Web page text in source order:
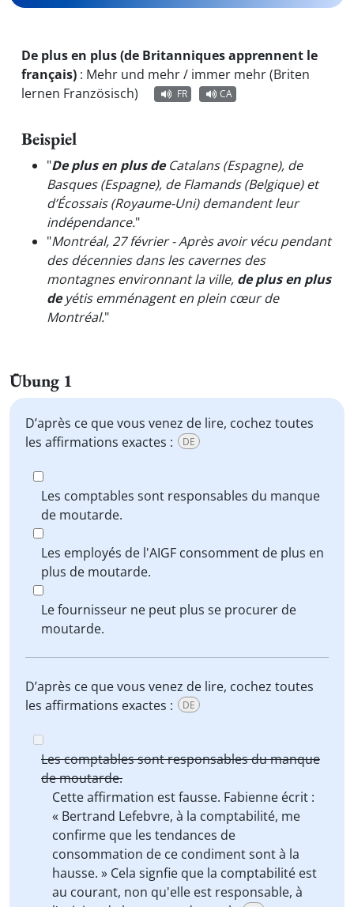
De plus en plus (de Britanniques apprennent le
français) : Mehr und mehr / immer mehr (Briten
lernen Französisch)
FR CA
Beispiel
"De plus en plus deCatalans (Espagne), de
Basques (Espagne), de Flamands (Belgique) et
d’Écossais (Royaume-Uni) demandent leur
indépendance."
"Montréal, 27 février - Après avoir vécu pendant
des décennies dans les cavernes des
montagnes environnant la ville, de plus en plus
deyétis emménagent en plein cœur de
Montréal."
Übung 1
D’après ce que vous venez de lire, cochez toutes
les affirmations exactes :
DE
Les comptables sont responsables du manque
de moutarde.
Les employés de l'AIGF consomment de plus en
plus de moutarde.
Le fournisseur ne peut plus se procurer de
moutarde.
D’après ce que vous venez de lire, cochez toutes
les affirmations exactes :
DE
Les comptables sont responsables du manque
de moutarde.
Cette affirmation est fausse. Fabienne écrit :
« Bertrand Lefebvre, à la comptabilité, me
confirme que les tendances de
consommation de ce condiment sont à la
hausse. » Cela signfie que la comptabilité est
au courant, non qu'elle est responsable, à